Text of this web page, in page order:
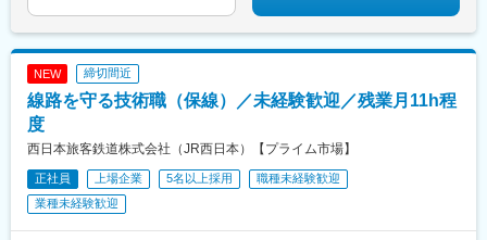
擶駅、置賜駅、山ノ目駅、花巻空港駅(東北本線)、岩手飯岡駅、地
ノ森駅、村崎野駅、横手駅、上飯島駅、扇田駅、羽後四ツ屋駅、
大曲駅(秋田県)、能代駅、西目駅、金谷沢駅、田んぼアート駅、七
戸十和田駅、新青森駅、小中野駅、東陽町駅、東中野駅、神戸駅
(愛知県)、江端駅、南公園駅、大間駅、市民広場駅
県)、丸の内駅(愛知県)、戸部駅、鶴見小野駅、三ツ沢下町駅、山
手駅、井土ケ谷駅、上永谷駅、和田町駅、鶴ケ峰駅、戸塚駅、赤
羽駅、峰駅、陸前落合駅、センター南駅、北四番丁駅、稲永駅、
み野駅、小俣駅(栃木県)、新前橋駅、群馬藤岡駅、本庄駅、垂井
駅、松江駅、伊賀屋駅、弥生が丘駅、宮崎駅、南鹿児島駅、さっ
ぽろ駅、青葉通一番町駅、千葉駅、虎ノ門駅、神奈川駅、市役所
NEW 締切間近
線路を守る技術職（保線）／未経験歓迎／残業月11h程
度
西日本旅客鉄道株式会社（JR西日本）【プライム市場】
正社員 上場企業 5名以上採用
職種未経験歓迎
業種未経験歓迎